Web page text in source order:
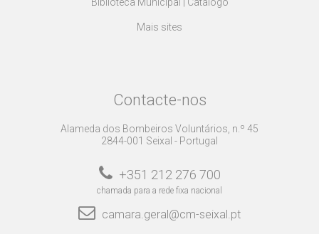
Biblioteca Municipal | Catálogo
Mais sites
Contacte-nos
Alameda dos Bombeiros Voluntários, n.º 45
2844-001 Seixal - Portugal
+351 212 276 700
chamada para a rede fixa nacional
camara.geral@cm-seixal.pt